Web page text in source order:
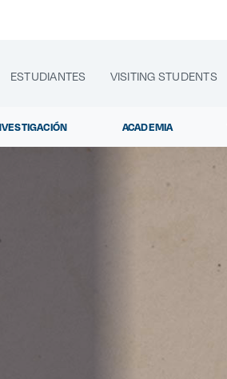
ESTUDIANTES VISITING STUDENTS
ACADEMIA